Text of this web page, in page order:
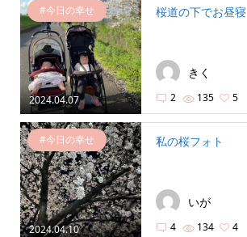
2024.04.07
#今日の幸せ 桜道の下でお昼寝
きく
2 135 5
2024.04.10
#今日の幸せ 私の桜フォト
いが
4 134 4